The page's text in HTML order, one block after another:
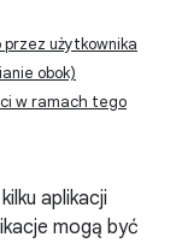
przez użytkownika
obok)
w ramach tego
aplikacji
mogą być